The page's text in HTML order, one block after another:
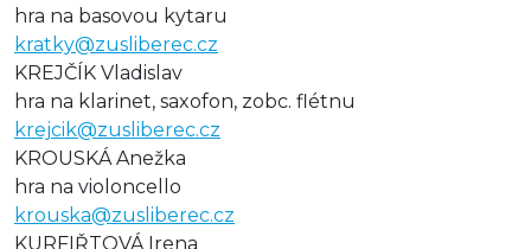
hra na basovou kytaru
kratky@zusliberec.cz
KREJČÍK Vladislav
hra na klarinet, saxofon, zobc. flétnu
krejcik@zusliberec.cz
KROUSKÁ Anežka
hra na violoncello
krouska@zusliberec.cz
KURFIŘTOVÁ Irena